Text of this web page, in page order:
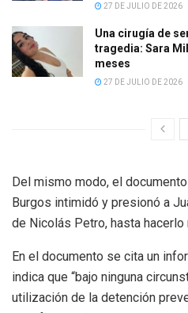
27 DE JULIO DE 2026
Una cirugía de
tragedia: Sara
meses
27 DE JULIO DE 2026
Del mismo modo, el
Burgos intimidó y presionó a
de Nicolás Petro, hasta hacerlo
En el documento se cita un
indica que “bajo ninguna
utilización de la detención